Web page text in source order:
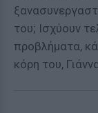
του; Ισχύουν
προβλήματα,
κόρη του,